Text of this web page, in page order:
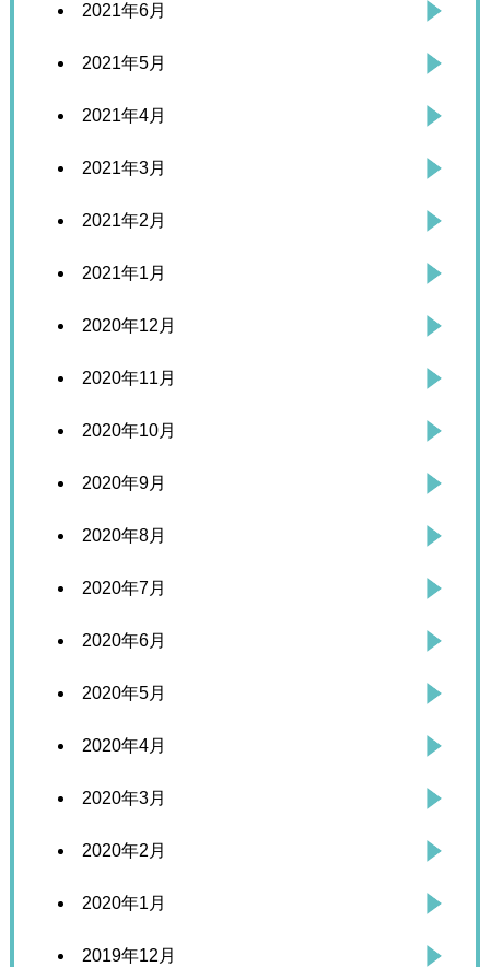
2021年6月
2021年5月
2021年4月
2021年3月
2021年2月
2021年1月
2020年12月
2020年11月
2020年10月
2020年9月
2020年8月
2020年7月
2020年6月
2020年5月
2020年4月
2020年3月
2020年2月
2020年1月
2019年12月